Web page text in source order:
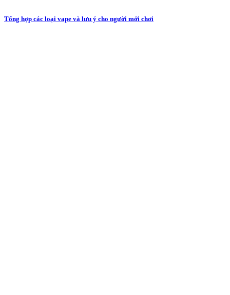
Tổng hợp các loại vape và lưu ý cho người mới chơi